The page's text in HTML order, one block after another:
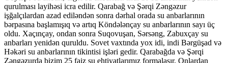
qurulması layihəsi icra edilir. Qarabağ və Şərqi Zəngəzur
işğalçılardan azad ediləndən sonra dərhal orada su anbarlarının
bərpasına başlamışıq və artıq Köndələnçay su anbarlarının sayı üç
oldu. Xaçınçay, ondan sonra Suqovuşan, Sərsəng, Zabuxçay su
anbarları yenidən quruldu. Sovet vaxtında yox idi, indi Bərgüşad və
Həkəri su anbarlarının tikintisi işləri gedir. Qarabağda və Şərqi
Zəngəzurda bizim 25 faiz su ehtiyatlarımız formalaşır. Onlardan